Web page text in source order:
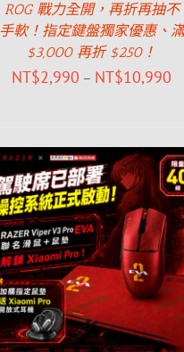
ROG 戰力全開，再折再抽不
手軟！指定鍵盤獨家優惠、滿
$3,000 再折 $250！
NT$2,990 – NT$10,990